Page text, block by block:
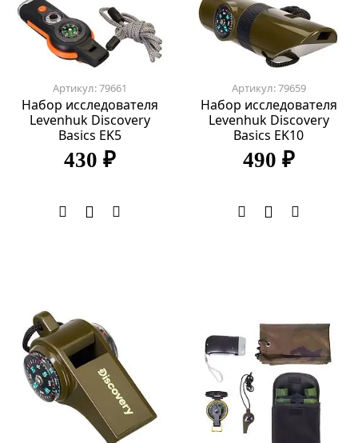
Артикул: 79661
Набор исследователя
Levenhuk Discovery
Basics EK5
430 ₽
Артикул: 79659
Набор исследователя
Levenhuk Discovery
Basics EK10
490 ₽